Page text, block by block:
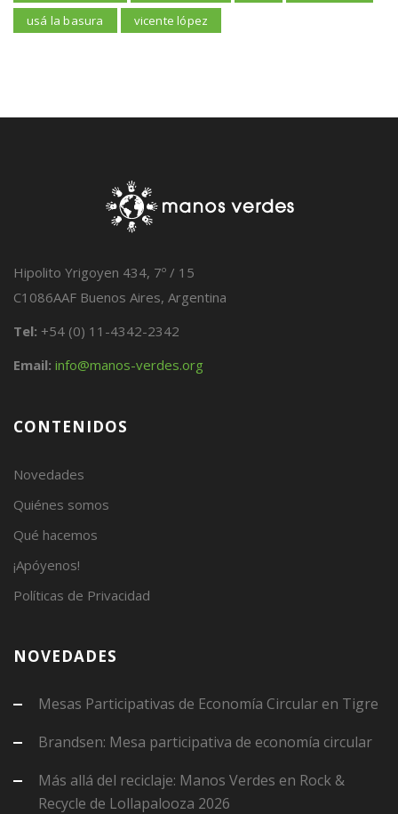
usá la basura
vicente lópez
Hipolito Yrigoyen 434, 7º / 15
C1086AAF Buenos Aires, Argentina
Tel: +54 (0) 11-4342-2342
Email: info@manos-verdes.org
CONTENIDOS
Novedades
Quiénes somos
Qué hacemos
¡Apóyenos!
Políticas de Privacidad
NOVEDADES
Mesas Participativas de Economía Circular en Tigre
Brandsen: Mesa participativa de economía circular
Más allá del reciclaje: Manos Verdes en Rock &
Recycle de Lollapalooza 2026